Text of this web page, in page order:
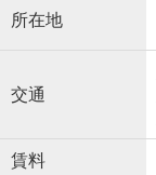
所在地
交通
賃料